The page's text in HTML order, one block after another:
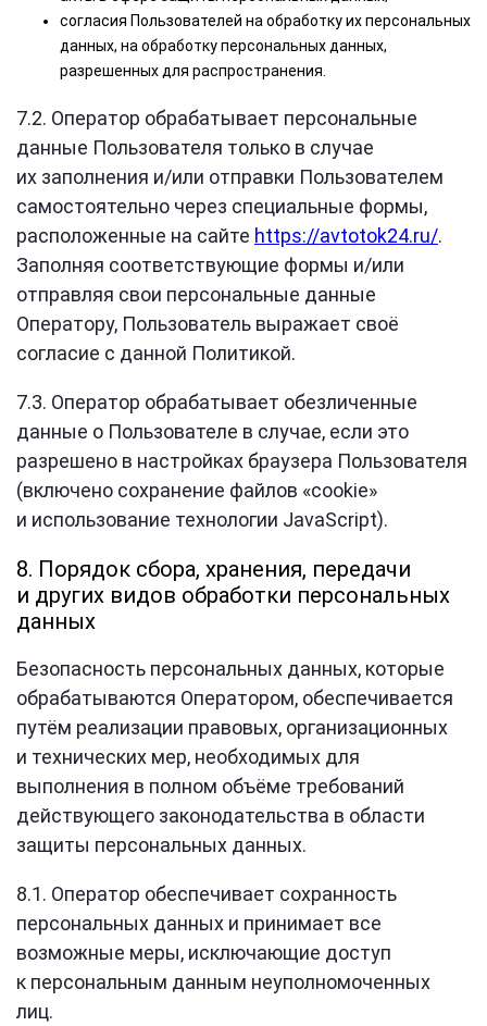
согласия Пользователей на обработку их персональных
данных, на обработку персональных данных,
разрешенных для распространения.
7.2. Оператор обрабатывает персональные
данные Пользователя только в случае
их заполнения и/или отправки Пользователем
самостоятельно через специальные формы,
расположенные на сайте https://avtotok24.ru/.
Заполняя соответствующие формы и/или
отправляя свои персональные данные
Оператору, Пользователь выражает своё
согласие с данной Политикой.
7.3. Оператор обрабатывает обезличенные
данные о Пользователе в случае, если это
разрешено в настройках браузера Пользователя
(включено сохранение файлов «cookie»
и использование технологии JavaScript).
8. Порядок сбора, хранения, передачи
и других видов обработки персональных
данных
Безопасность персональных данных, которые
обрабатываются Оператором, обеспечивается
путём реализации правовых, организационных
и технических мер, необходимых для
выполнения в полном объёме требований
действующего законодательства в области
защиты персональных данных.
8.1. Оператор обеспечивает сохранность
персональных данных и принимает все
возможные меры, исключающие доступ
к персональным данным неуполномоченных
лиц.